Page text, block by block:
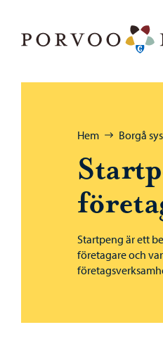
Bläddra:
Hem Borgå
Startpeng är ett
företagare och